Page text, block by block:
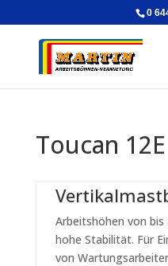
0
Toucan
Arbeitshöhen von
hohe Stabilität. Für
von